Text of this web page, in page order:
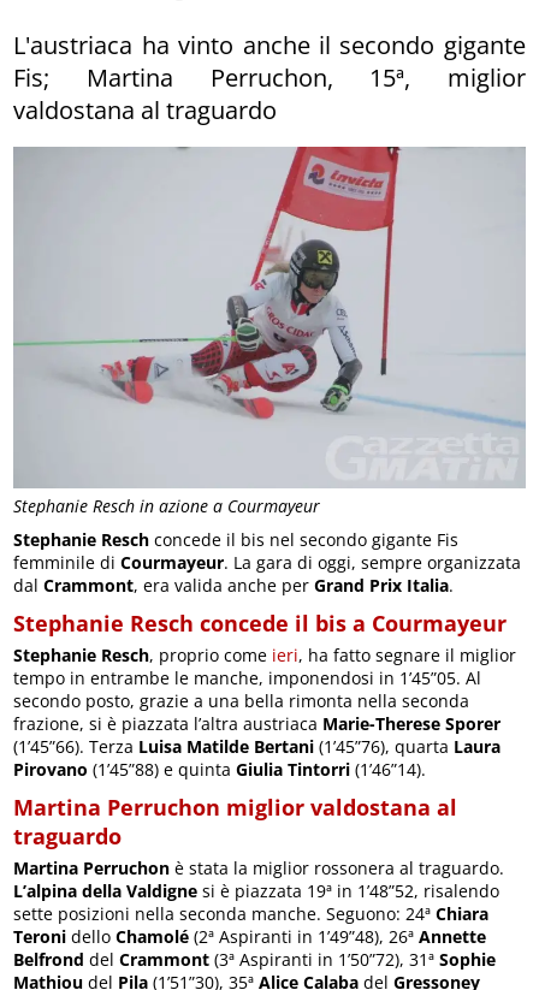
Stephanie Resch in azione a Courmayeur
L'austriaca ha vinto anche il secondo gigante
Fis; Martina Perruchon, 15ª, miglior
valdostana al traguardo
Stephanie Resch concede il bis nel secondo gigante Fis
femminile diCourmayeur. La gara di oggi, sempre organizzata
dalCrammont, era valida anche perGrand Prix Italia.
Stephanie Resch concede il bis a Courmayeur
Stephanie Resch, proprio come ieri, ha fatto segnare il miglior
tempo in entrambe le manche, imponendosi in 1’45”05. Al
secondo posto, grazie a una bella rimonta nella seconda
frazione, si è piazzata l’altra austriaca Marie-Therese Sporer
(1’45”66). Terza Luisa Matilde Bertani (1’45”76), quarta Laura
Pirovano (1’45”88) e quintaGiulia Tintorri (1’46”14).
Martina Perruchon miglior valdostana al
traguardo
Martina Perruchon è stata la miglior rossonera al traguardo.
L’alpina della Valdigne si è piazzata 19ª in 1’48”52, risalendo
sette posizioni nella seconda manche. Seguono: 24ªChiara
Teroni delloChamolé (2ª Aspiranti in 1’49”48), 26ªAnnette
Belfrond delCrammont (3ª Aspiranti in 1’50”72), 31ªSophie
Mathiou del Pila (1’51”30), 35ªAlice Calaba delGressoney